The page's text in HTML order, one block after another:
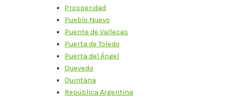
Prosperidad
Pueblo Nuevo
Puente de Vallecas
Puerta de Toledo
Puerta del Ángel
Quevedo
Quintana
República Argentina